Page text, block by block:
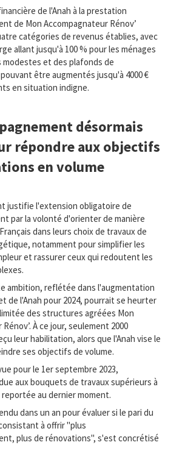
de l'Anah à la prestation
de Mon Accompagnateur Rénov’
catégories de revenus établies, avec
allant jusqu'à 100 % pour les ménages
modestes et des plafonds de
être augmentés jusqu'à 4000 €
en situation indigne.
désormais
répondre aux objectifs
en volume
justifie l'extension obligatoire de
par la volonté d'orienter de manière
dans leurs choix de travaux de
notamment pour simplifier les
et rassurer ceux qui redoutent les
ambition, reflétée dans l'augmentation
de l'Anah pour 2024, pourrait se heurter
des structures agréées Mon
À ce jour, seulement 2000
leur habilitation, alors que l'Anah vise le
ses objectifs de volume.
pour le 1er septembre 2023,
aux bouquets de travaux supérieurs à
reportée au dernier moment.
dans un an pour évaluer si le pari du
à offrir "plus
plus de rénovations", s'est concrétisé